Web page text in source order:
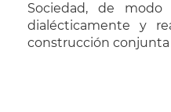
Sociedad, de
dialécticamente y
construcción conjunta